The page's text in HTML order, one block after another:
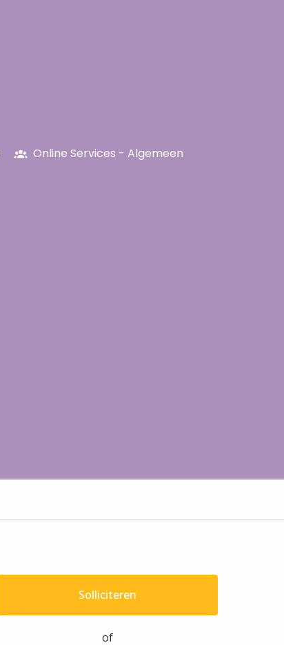
Online Services - Algemeen
Solliciteren
of